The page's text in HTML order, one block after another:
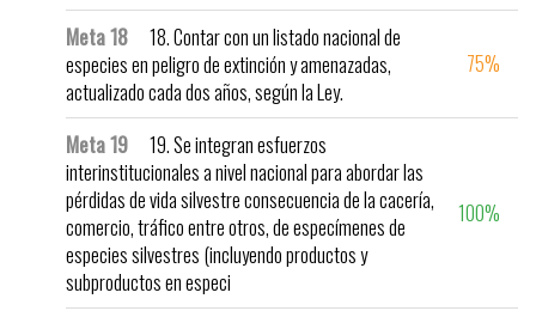
Meta 18
18. Contar con un listado nacional de
especies en peligro de extinción y amenazadas,
actualizado cada dos años, según la Ley.
75%
Meta 19
19. Se integran esfuerzos
interinstitucionales a nivel nacional para abordar las
pérdidas de vida silvestre consecuencia de la cacería,
comercio, tráfico entre otros, de especímenes de
especies silvestres (incluyendo productos y
subproductos en especi
100%